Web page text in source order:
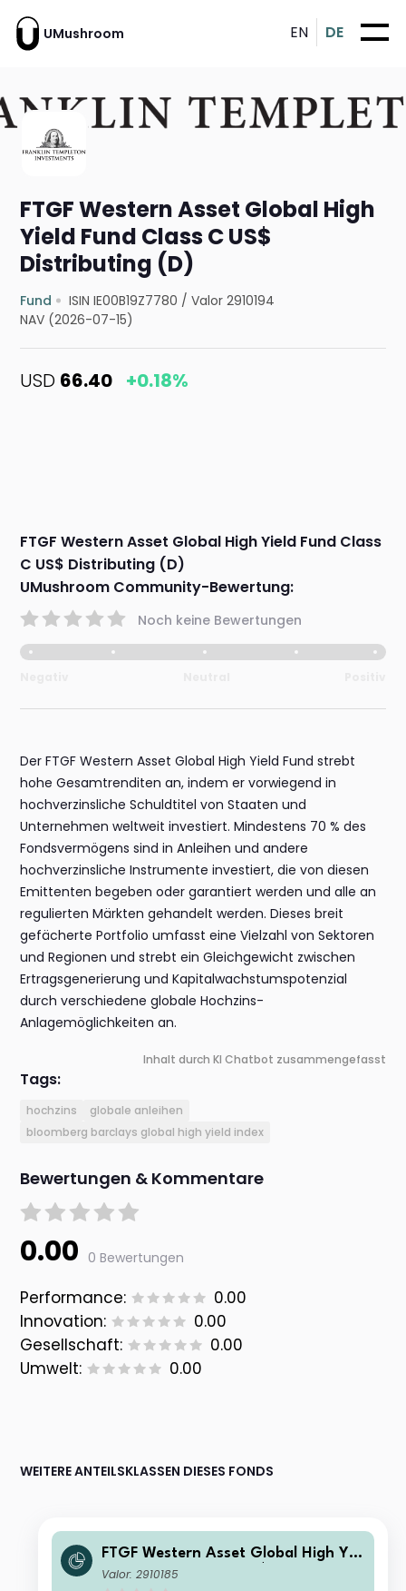
UMushroom EN DE
FTGF Western Asset Global High
Yield Fund Class C US$
Distributing (D)
Fund ISIN IE00B19Z7780 /Valor 2910194
NAV (2026-07-15)
USD 66.40 +0.18%
FTGF Western Asset Global High Yield Fund Class
C US$ Distributing (D)
UMushroom Community-Bewertung:
Noch keine Bewertungen
Der FTGF Western Asset Global High Yield Fund strebt
hohe Gesamtrenditen an, indem er vorwiegend in
hochverzinsliche Schuldtitel von Staaten und
Unternehmen weltweit investiert. Mindestens 70 % des
Fondsvermögens sind in Anleihen und andere
hochverzinsliche Instrumente investiert, die von diesen
Emittenten begeben oder garantiert werden und alle an
regulierten Märkten gehandelt werden. Dieses breit
gefächerte Portfolio umfasst eine Vielzahl von Sektoren
und Regionen und strebt ein Gleichgewicht zwischen
Ertragsgenerierung und Kapitalwachstumspotenzial
durch verschiedene globale Hochzins-
Anlagemöglichkeiten an.
Inhalt durch KI Chatbot zusammengefasst
Tags:
hochzins
globale anleihen
bloomberg barclays global high yield index
Bewertungen & Kommentare
0.00 0 Bewertungen
Performance:
0.00
Innovation:
0.00
Gesellschaft:
0.00
Umwelt:
0.00
WEITERE ANTEILSKLASSEN DIESES FONDS
FTGF Western Asset Global High Yiel
d Fund Class A (G) US$ Distributing
Valor: 2910185